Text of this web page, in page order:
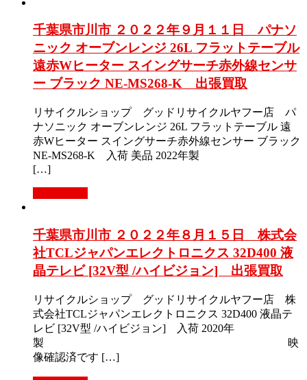
千葉県市川市 ２０２２年９月１１日 パナソ
ニック オーブンレンジ 26L フラットテーブル
遠赤Wヒーター スイングサーチ赤外線センサ
ー ブラック NE-MS268-K 出張買取
リサイクルショップ グッドリサイクルヤフー店 パ
ナソニック オーブンレンジ 26L フラットテーブル 遠
赤Wヒーター スイングサーチ赤外線センサー ブラック
NE-MS268-K 入荷 美品 2022年製
[…]
千葉県市川市 ２０２２年８月１５日 株式会
社TCLジャパンエレクトロニクス 32D400 液
晶テレビ [32V型 /ハイビジョン] 出張買取
リサイクルショップ グッドリサイクルヤフー店 株
式会社TCLジャパンエレクトロニクス 32D400 液晶テ
レビ [32V型 /ハイビジョン] 入荷 2020年
製 映
像確認済です […]